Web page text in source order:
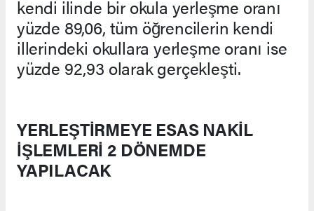
kendi ilinde bir okula yerleşme oranı
yüzde 89,06, tüm öğrencilerin kendi
illerindeki okullara yerleşme oranı ise
yüzde 92,93 olarak gerçekleşti.
YERLEŞTİRMEYE ESAS NAKİL
İŞLEMLERİ 2 DÖNEMDE
YAPILACAK